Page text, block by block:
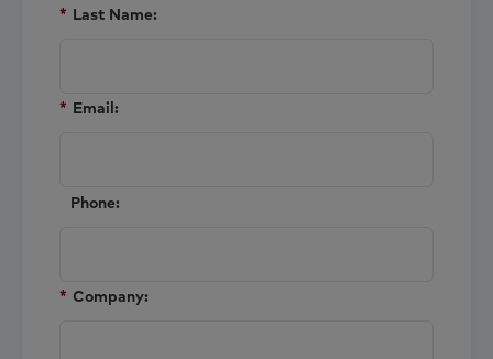
* Last Name:
* Email:
Phone:
* Company: